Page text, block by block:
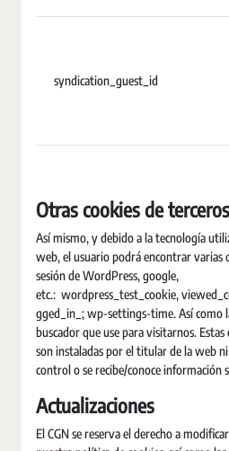
syndication_guest_id
Otras cookies de terceros
Así mismo, y debido a la tecnología
web, el usuario podrá encontrar varias
sesión de WordPress, google,
etc.: wordpress_test_cookie,
gged_in_; wp-settings-time. Así como
buscador que use para visitarnos. Estas
son instaladas por el titular de la web
control o se recibe/conoce información
Actualizaciones
El CGN se reserva el derecho a